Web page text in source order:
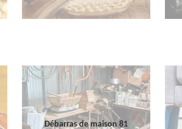
Débarras de maison 81